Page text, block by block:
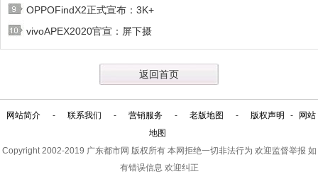
OPPOFindX2正式宣布：3K+
vivoAPEX2020官宣：屏下摄
返回首页
网站简介 - 联系我们 - 营销服务 - 老版地图 - 版权声明 -
网站
地图
Copyright 2002-2019 广东都市网 版权所有 本网拒绝一切非法行为 欢迎监督举报 如
有错误信息 欢迎纠正